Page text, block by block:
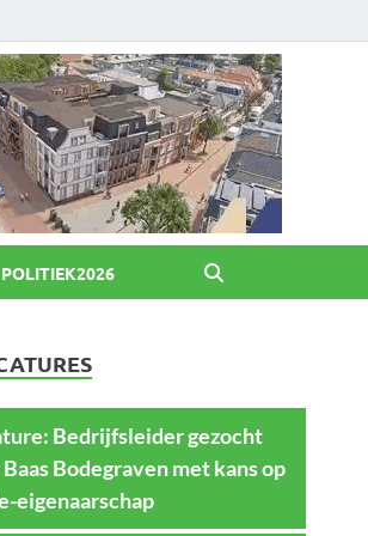
POLITIEK2026
Bedrijfsleider gezocht
Bodegraven met kans op
eigenaarschap